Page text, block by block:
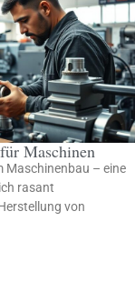
Maschinen
Maschinenbau – eine
rasant
von